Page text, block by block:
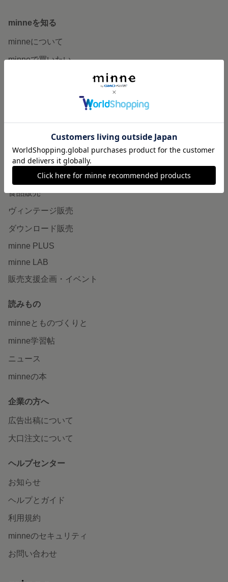
minneを知る
minneについて
minneで買いたい
作品販売について
minneで売りたい
食品販売
ヴィンテージ販売
ダウンロード販売
minne PLUS
minne LAB
販売支援企画・イベント
読みもの
minneとものづくりと
minne学習帖
ニュース
minneの本
企業の方へ
広告出稿について
大口注文について
ヘルプセンター
お知らせ
ヘルプとガイド
利用規約
minneのセキュリティ
お問い合わせ